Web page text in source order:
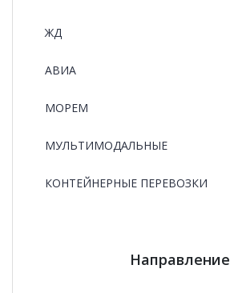
ЖД
АВИА
МОРЕМ
МУЛЬТИМОДАЛЬНЫЕ
КОНТЕЙНЕРНЫЕ ПЕРЕВОЗКИ
Направление